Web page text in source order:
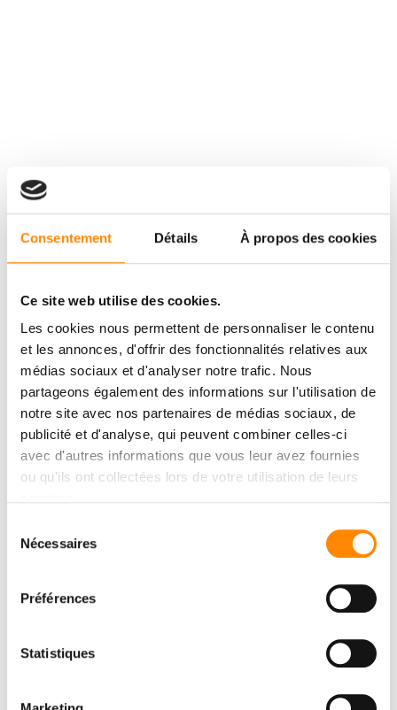
Consentement Détails À propos des cookies
Ce site web utilise des cookies.
Les cookies nous permettent de personnaliser le contenu
et les annonces, d'offrir des fonctionnalités relatives aux
médias sociaux et d'analyser notre trafic. Nous
partageons également des informations sur l'utilisation de
notre site avec nos partenaires de médias sociaux, de
publicité et d'analyse, qui peuvent combiner celles-ci
avec d'autres informations que vous leur avez fournies
ou qu'ils ont collectées lors de votre utilisation de leurs
Nécessaires
Préférences
Statistiques